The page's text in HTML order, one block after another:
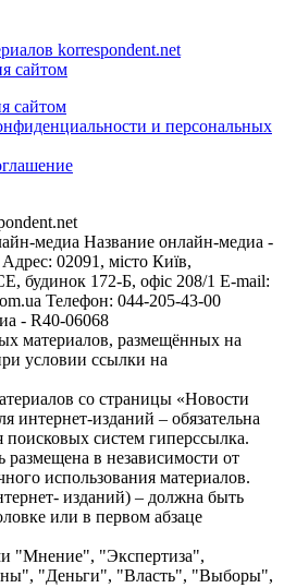
korrespondent.net
сайтом
сайтом
и персональных
медиа Название онлайн-медиа -
02091, місто Київ,
172-Б, офіс 208/1 E-mail:
Телефон: 044-205-43-00
- R40-06068
материалов, размещённых на
условии ссылки на
со страницы «Новости
интернет-изданий – обязательна
поисковых систем гиперссылка.
в независимости от
использования материалов.
изданий) – должна быть
или в первом абзаце
"Мнение", "Экспертиза",
"Деньги", "Власть", "Выборы",